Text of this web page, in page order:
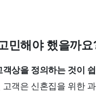
민해야 했을까요
상을 정의하는 것이
객은 신혼집을 위한